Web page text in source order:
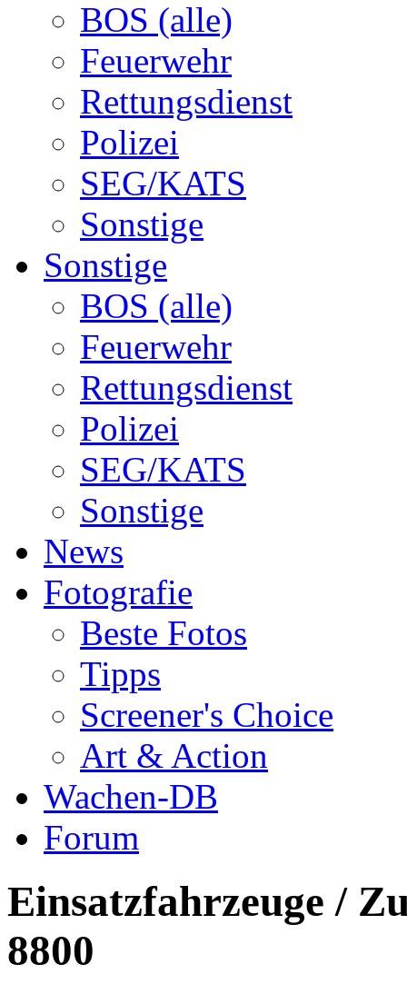
BOS (alle)
Feuerwehr
Rettungsdienst
Polizei
SEG/KATS
Sonstige
Sonstige
BOS (alle)
Feuerwehr
Rettungsdienst
Polizei
SEG/KATS
Sonstige
News
Fotografie
Beste Fotos
Tipps
Screener's Choice
Art & Action
Wachen-DB
Forum
Einsatzfahrzeuge /
8800